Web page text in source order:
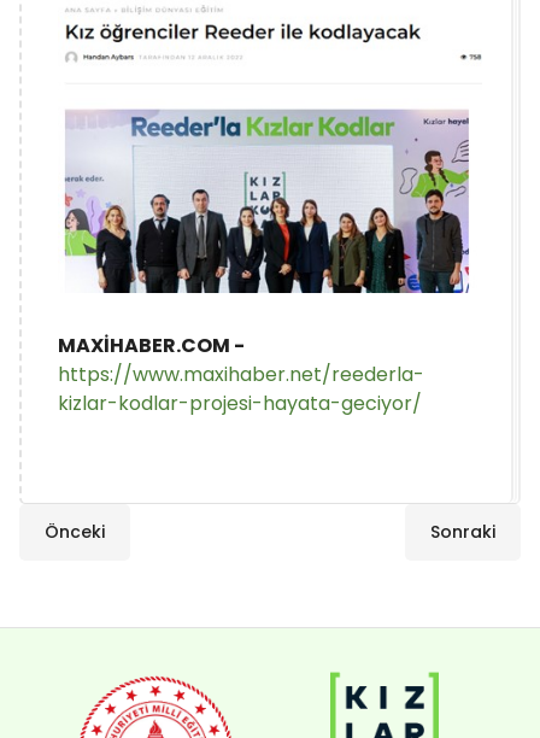
MAXİHABER.COM -
https://www.maxihaber.net/reederla-
kizlar-kodlar-projesi-hayata-geciyor/
Önceki Sonraki